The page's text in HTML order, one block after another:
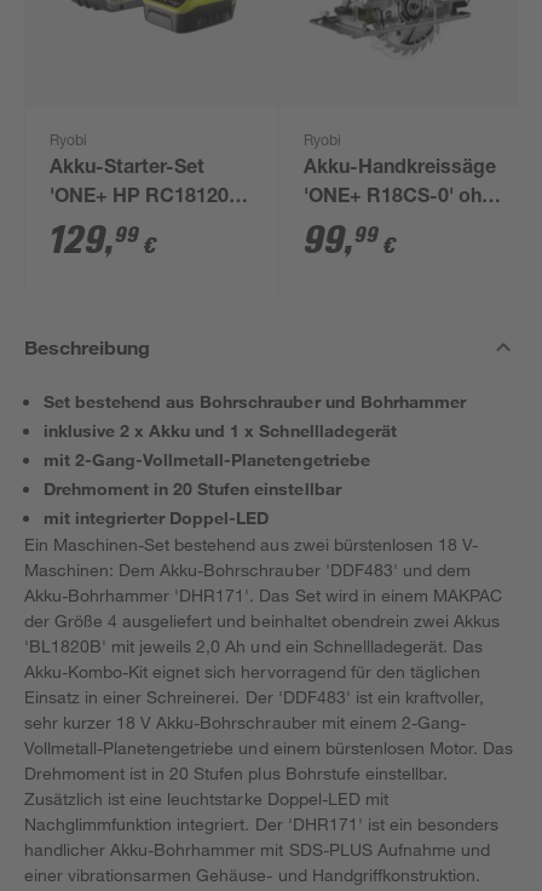
Ryobi
Akku-Starter-Set
'ONE+ HP RC18120-
150X' 18 V 5,0 Ah mit
Akku und Ladegerät
129,99 €
Ryobi
Akku-Handkreissäge
'ONE+ R18CS-0' ohne
Akku, Ø 165 mm
99,99 €
Beschreibung
Set bestehend aus Bohrschrauber und Bohrhammer
inklusive 2 x Akku und 1 x Schnellladegerät
mit 2-Gang-Vollmetall-Planetengetriebe
Drehmoment in 20 Stufen einstellbar
mit integrierter Doppel-LED
Ein Maschinen-Set bestehend aus zwei bürstenlosen 18 V-
Maschinen: Dem Akku-Bohrschrauber 'DDF483' und dem
Akku-Bohrhammer 'DHR171'. Das Set wird in einem MAKPAC
der Größe 4 ausgeliefert und beinhaltet obendrein zwei Akkus
'BL1820B' mit jeweils 2,0 Ah und ein Schnellladegerät. Das
Akku-Kombo-Kit eignet sich hervorragend für den täglichen
Einsatz in einer Schreinerei. Der 'DDF483' ist ein kraftvoller,
sehr kurzer 18 V Akku-Bohrschrauber mit einem 2-Gang-
Vollmetall-Planetengetriebe und einem bürstenlosen Motor. Das
Drehmoment ist in 20 Stufen plus Bohrstufe einstellbar.
Zusätzlich ist eine leuchtstarke Doppel-LED mit
Nachglimmfunktion integriert. Der 'DHR171' ist ein besonders
handlicher Akku-Bohrhammer mit SDS-PLUS Aufnahme und
einer vibrationsarmen Gehäuse- und Handgriffkonstruktion.